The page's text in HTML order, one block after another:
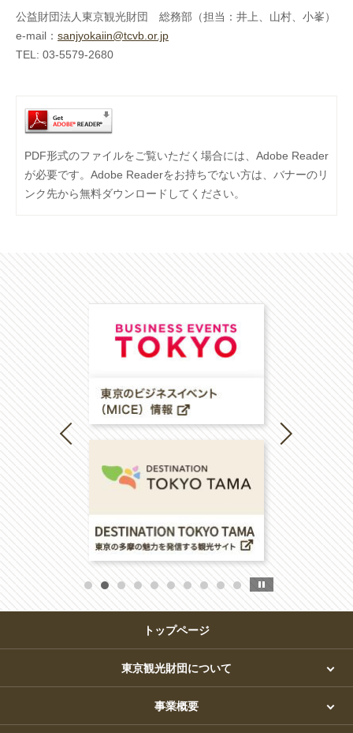
公益財団法人東京観光財団 総務部（担当：井上、山村、小峯）
e-mail： sanjyokaiin@tcvb.or.jp
TEL: 03-5579-2680
PDF形式のファイルをご覧いただく場合には、Adobe Reader
が必要です。Adobe Readerをお持ちでない方は、バナーのリ
ンク先から無料ダウンロードしてください。
トップページ
東京観光財団について
事業概要